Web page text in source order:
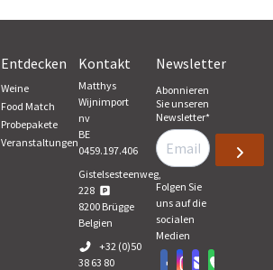
Entdecken
Weine
Food Match
Probepakete
Veranstaltungen
Kontakt
Matthys
Wijnimport
nv
BE
0459.197.406
Gistelsesteenweg,
228
8200 Brügge
Belgien
+32 (0)50
38 63 80
Newsletter
Abonnieren
Sie unseren
Newsletter*
Folgen Sie
uns auf die
socialen
Medien